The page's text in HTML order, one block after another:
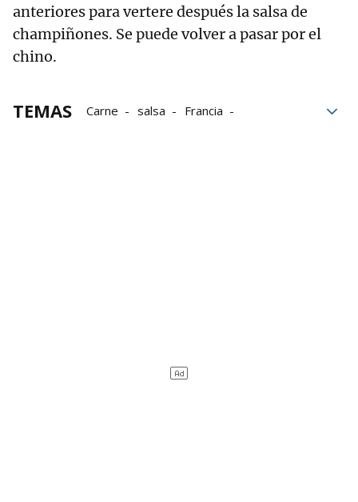
anteriores para vertere después la salsa de
champiñones. Se puede volver a pasar por el
chino.
TEMAS Carne salsa
Francia